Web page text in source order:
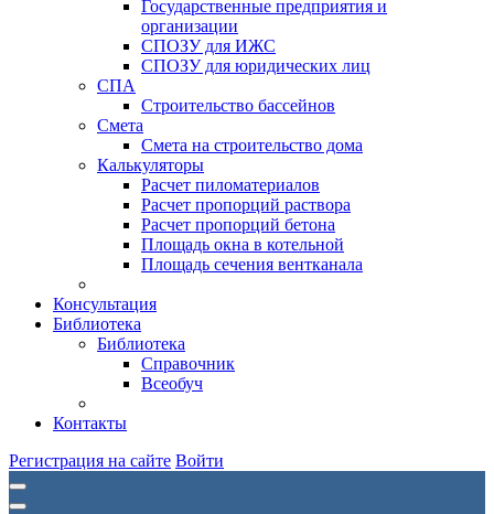
Государственные предприятия и
организации
СПОЗУ для ИЖС
СПОЗУ для юридических лиц
СПА
Строительство бассейнов
Смета
Смета на строительство дома
Калькуляторы
Расчет пиломатериалов
Расчет пропорций раствора
Расчет пропорций бетона
Площадь окна в котельной
Площадь сечения вентканала
Консультация
Библиотека
Библиотека
Справочник
Всеобуч
Контакты
Регистрация на сайте Войти